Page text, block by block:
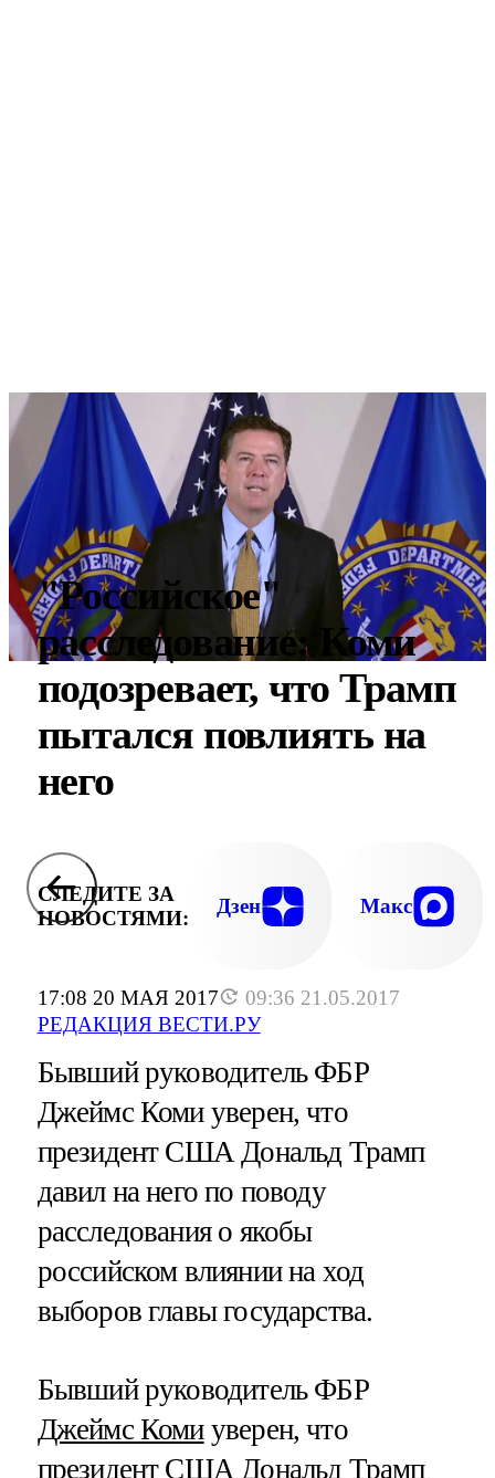
17:08 20 МАЯ 2017
09:36 21.05.2017
РЕДАКЦИЯ ВЕСТИ.РУ
"Российское"
расследование: Коми
подозревает, что Трамп
пытался повлиять на
него
СЛЕДИТЕ ЗА
НОВОСТЯМИ:
Дзен Макс
Бывший руководитель ФБР
Джеймс Коми уверен, что
президент США Дональд Трамп
давил на него по поводу
расследования о якобы
российском влиянии на ход
выборов главы государства.
Бывший руководитель ФБР
Джеймс Комиуверен, что
президент США Дональд Трамп